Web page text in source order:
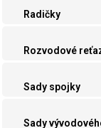
Radičky
Rozvodové
Sady spojky
Sady